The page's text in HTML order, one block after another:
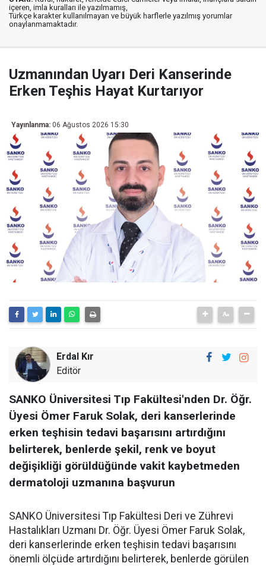
içeren, imla kuralları ile yazılmamış,
Türkçe karakter kullanılmayan ve büyük harflerle yazılmış yorumlar
onaylanmamaktadır.
Uzmanından Uyarı Deri Kanserinde
Erken Teşhis Hayat Kurtarıyor
Yayınlanma: 06 Ağustos 2026 15:30
Erdal Kır
Editör
SANKO Üniversitesi Tıp Fakültesi'nden Dr. Öğr.
Üyesi Ömer Faruk Solak, deri kanserlerinde
erken teşhisin tedavi başarısını artırdığını
belirterek, benlerde şekil, renk ve boyut
değişikliği görüldüğünde vakit kaybetmeden
dermatoloji uzmanına başvurun
SANKO Üniversitesi Tıp Fakültesi Deri ve Zührevi
Hastalıkları Uzmanı Dr. Öğr. Üyesi Ömer Faruk Solak,
deri kanserlerinde erken teşhisin tedavi başarısını
önemli ölçüde artırdığını belirterek, benlerde görülen